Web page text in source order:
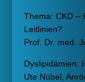
Thema: CKD –
Leitlinien?
Prof. Dr. med.
Dyslipidämien:
Ute Nübel,